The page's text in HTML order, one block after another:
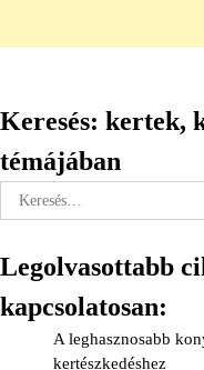
Keresés: kertek,
témájában
Keresés:
Legolvasottabb
kapcsolatosan:
A leghasznosabb
kertészkedéshez